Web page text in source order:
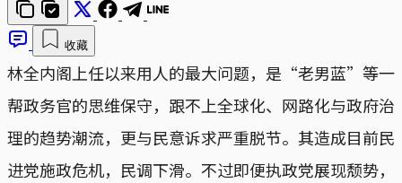
收藏
林全内阁上任以来用人的最大问题，是“老男蓝”等一
帮政务官的思维保守，跟不上全球化、网路化与政府治
理的趋势潮流，更与民意诉求严重脱节。其造成目前民
进党施政危机，民调下滑。不过即便执政党展现颓势，